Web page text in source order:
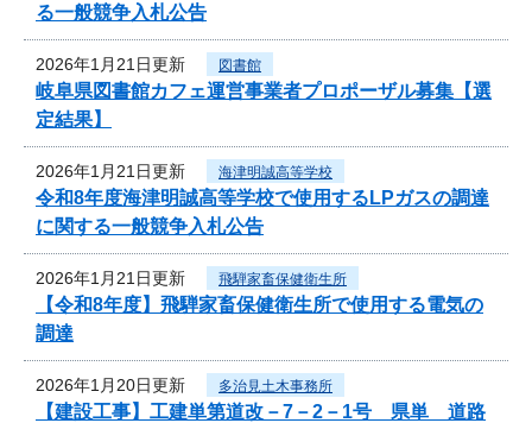
る一般競争入札公告
2026年1月21日更新 図書館
岐阜県図書館カフェ運営事業者プロポーザル募集【選
定結果】
2026年1月21日更新 海津明誠高等学校
令和8年度海津明誠高等学校で使用するLPガスの調達
に関する一般競争入札公告
2026年1月21日更新 飛騨家畜保健衛生所
【令和8年度】飛騨家畜保健衛生所で使用する電気の
調達
2026年1月20日更新 多治見土木事務所
【建設工事】工建単第道改－7－2－1号 県単 道路